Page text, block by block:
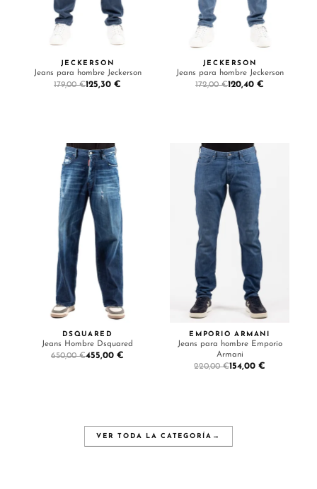
JECKERSON
Jeans para hombre Jeckerson
179,00 €125,30 €
JECKERSON
Jeans para hombre Jeckerson
172,00 €120,40 €
DSQUARED
Jeans Hombre Dsquared
650,00 €455,00 €
EMPORIO ARMANI
Jeans para hombre Emporio
Armani
220,00 €154,00 €
VER TODA LA CATEGORÍA →